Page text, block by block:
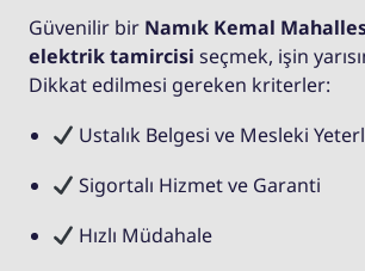
Güvenilir bir Namık Kemal
elektrik tamircisi seçmek, işin
Dikkat edilmesi gereken kriterler:
Ustalık Belgesi ve Mesleki
Sigortalı Hizmet ve Garanti
Hızlı Müdahale